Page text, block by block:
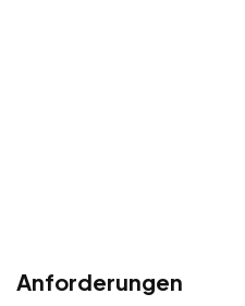
Anforderungen